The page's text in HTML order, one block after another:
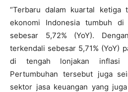
“Terbaru dalam kuartal ketiga
ekonomi Indonesia tumbuh di
sebesar 5,72% (YoY).
terkendali sebesar 5,71% (YoY)
di tengah lonjakan inflasi
Pertumbuhan tersebut juga
sektor jasa keuangan yang